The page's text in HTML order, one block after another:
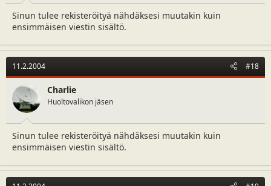
Sinun tulee rekisteröityä nähdäksesi muutakin kuin
ensimmäisen viestin sisältö.
11.2.2004 #18
Charlie
Huoltovalikon jäsen
Sinun tulee rekisteröityä nähdäksesi muutakin kuin
ensimmäisen viestin sisältö.